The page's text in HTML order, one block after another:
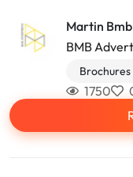
Martin Bmb
BMB
1750